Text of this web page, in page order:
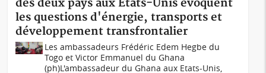
des deux pays aux Etats-Unis évoquent
les questions d'énergie, transports et
développement transfrontalier
Les ambassadeurs Frédéric Edem Hegbe du
Togo et Victor Emmanuel du Ghana
(ph)L'ambassadeur du Ghana aux Etats-Unis,